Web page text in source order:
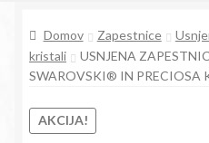
Pogosta vprašanja
Kontakt
Trgovina
Domov Zapestnice
kristali
USNJENA
SWAROVSKI® IN PRECIOSA
AKCIJA!